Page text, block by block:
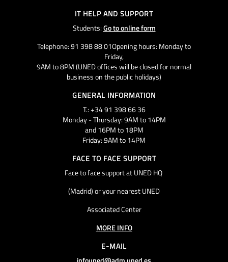
IT HELP AND SUPPORT
Students:Go to online form
Telephone: 91 398 88 01Opening hours: Monday to
Friday,
9AM to 8PM (UNED offices will be closed for normal
business on the public holidays)
GENERAL INFORMATION
T.: +34 91 398 66 36
Monday - Thursday: 9AM to 14PM
and 16PM to 18PM
Friday: 9AM to 14PM
FACE TO FACE SUPPORT
Face to face support at UNED HQ
(Madrid) or your nearest UNED
Associated Center
MORE INFO
E-MAIL